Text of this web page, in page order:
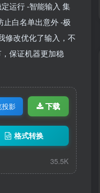
运行 -智能输入 集
止白名单出意外 -极
改优化了输入，不
保证机器更加稳
投影 下载
格式转换
35.5K